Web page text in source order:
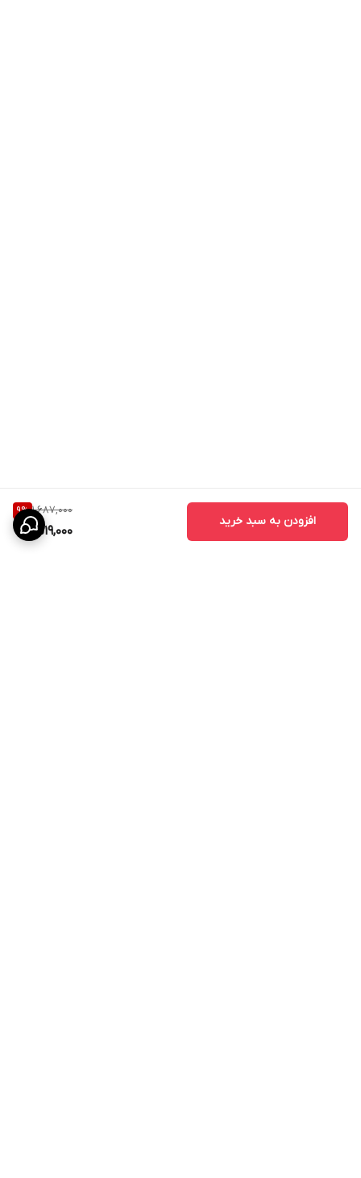
1,687,000
9%
1,519,000
افزودن به سبد خرید